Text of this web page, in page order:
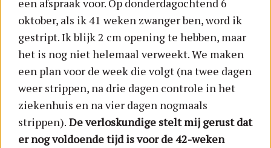
een afspraak voor. Op donderdagochtend 6
oktober, als ik 41 weken zwanger ben, word ik
gestript. Ik blijk 2 cm opening te hebben, maar
het is nog niet helemaal verweekt. We maken
een plan voor de week die volgt (na twee dagen
weer strippen, na drie dagen controle in het
ziekenhuis en na vier dagen nogmaals
strippen). De verloskundige stelt mij gerust dat
er nog voldoende tijd is voor de 42-weken